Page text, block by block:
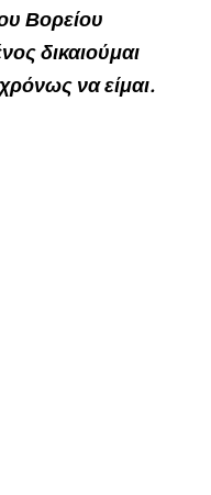
Βορείου
δικαιούμαι
να είμαι.